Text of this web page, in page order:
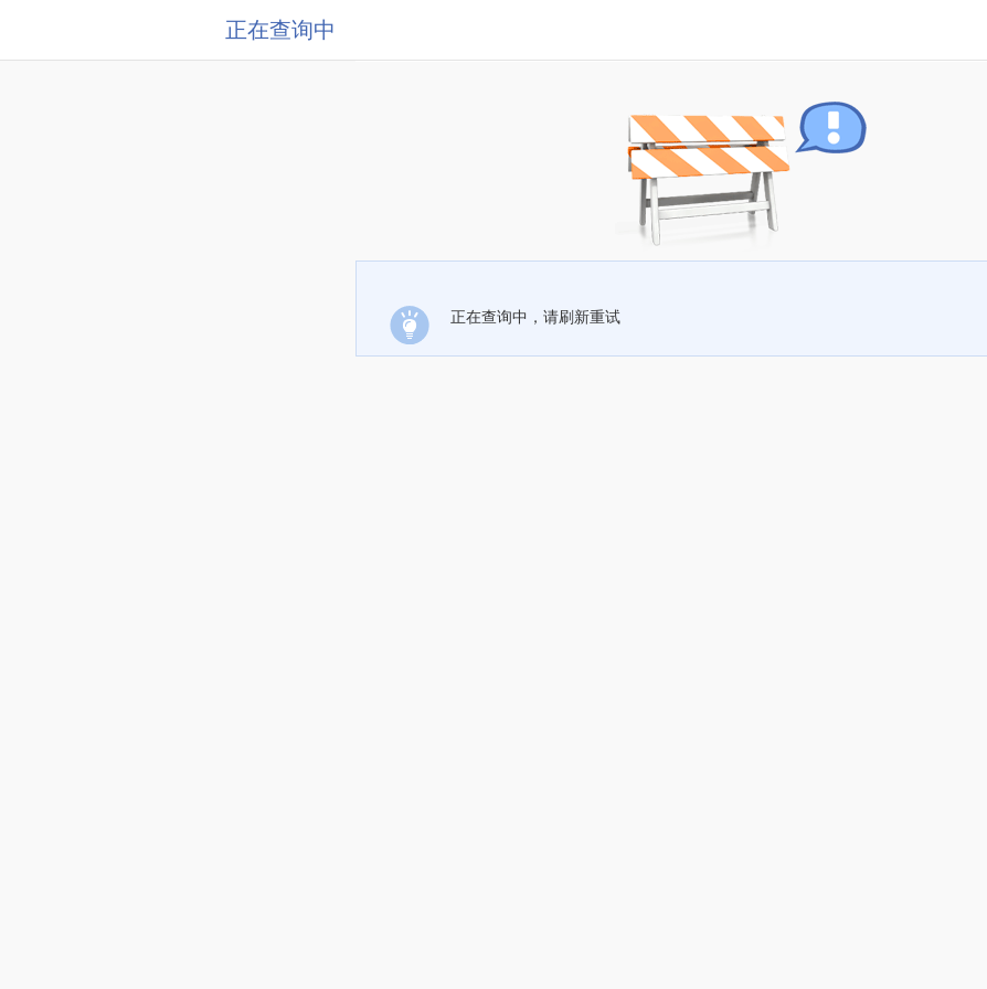
正在查询中
正在查询中，请刷新重试